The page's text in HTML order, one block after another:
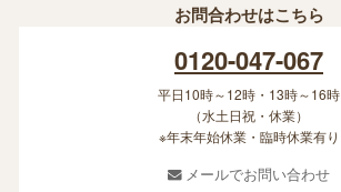
お問合わせはこちら
0120-047-067
平日10時～12時・13時～16時
（水土日祝・休業）
※年末年始休業・臨時休業有り
メールでお問い合わせ